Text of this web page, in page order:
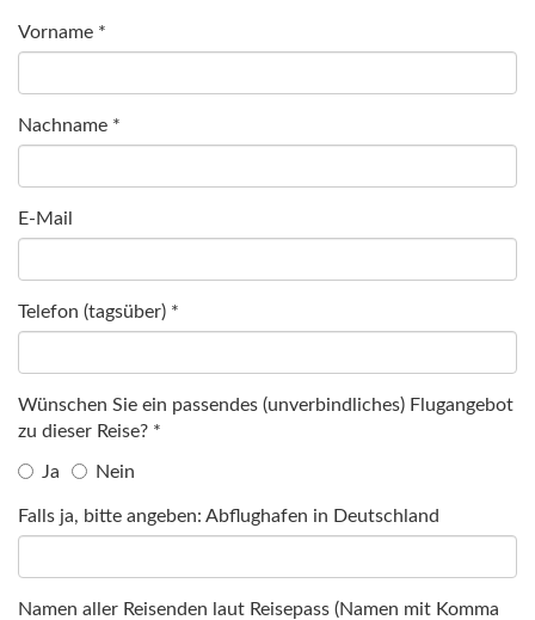
Vorname *
Nachname *
E-Mail
Telefon (tagsüber) *
Wünschen Sie ein passendes (unverbindliches) Flugangebot
zu dieser Reise? *
Ja Nein
Falls ja, bitte angeben: Abflughafen in Deutschland
Namen aller Reisenden laut Reisepass (Namen mit Komma